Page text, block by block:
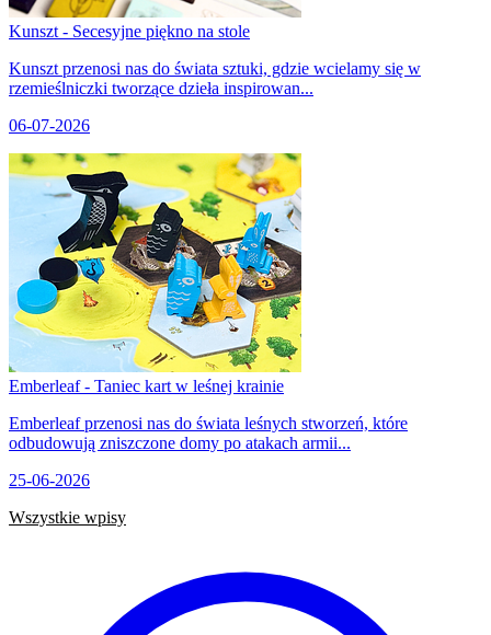
Kunszt - Secesyjne piękno na stole
Kunszt przenosi nas do świata sztuki, gdzie wcielamy się w
rzemieślniczki tworzące dzieła inspirowan...
06-07-2026
Emberleaf - Taniec kart w leśnej krainie
Emberleaf przenosi nas do świata leśnych stworzeń, które
odbudowują zniszczone domy po atakach armii...
25-06-2026
Wszystkie wpisy